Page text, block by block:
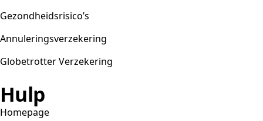
Gezondheidsrisico’s
Annuleringsverzekering
Globetrotter Verzekering
Hulp
Homepage